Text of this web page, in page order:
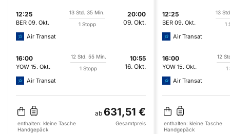
12:25
BER 09. Okt.
13 Std. 35 Min.
1 Stopp
20:00
09. Okt.
Air Transat
16:00
YOW 15. Okt.
12 Std. 55 Min.
1 Stopp
10:55
16. Okt.
Air Transat
ab 631,51 €
enthalten: kleine Tasche
Handgepäck
Gesamtpreis
12:25
BER 09. Okt.
13
1
Air Transat
16:00
YOW 15. Okt.
12
1
Air Transat
enthalten: kleine Tasche
Handgepäck